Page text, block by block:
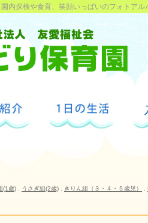
内探検や食育、笑顔いっぱいのフォトア
(1歳) うさぎ組(2歳) きりん組（３・４・５歳児）